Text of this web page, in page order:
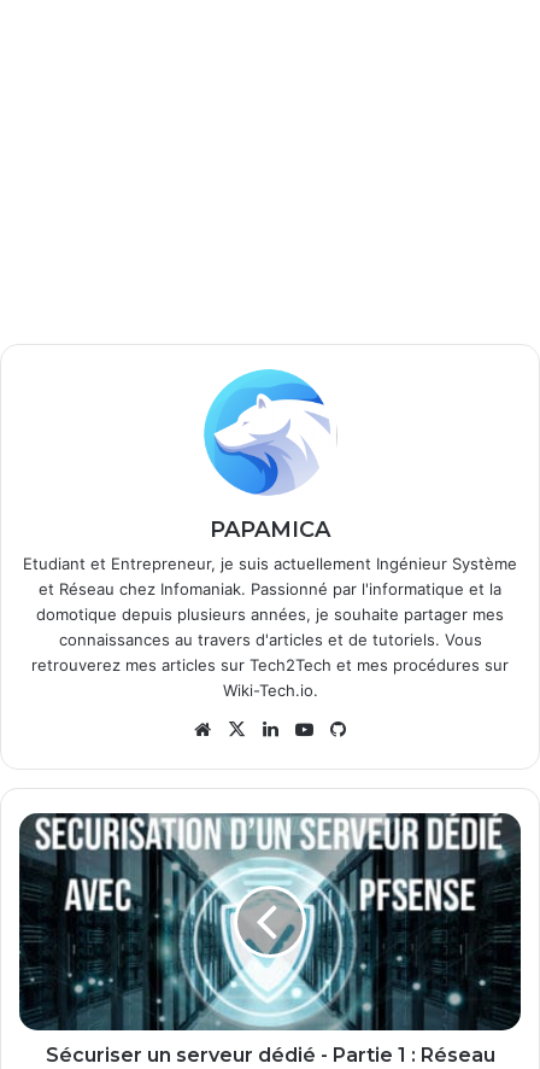
PAPAMICA
Etudiant et Entrepreneur, je suis actuellement Ingénieur Système
et Réseau chez Infomaniak. Passionné par l'informatique et la
domotique depuis plusieurs années, je souhaite partager mes
connaissances au travers d'articles et de tutoriels. Vous
retrouverez mes articles sur Tech2Tech et mes procédures sur
Wiki-Tech.io.
Website
X LinkedinYouTube
Sécuriser
un
serveur
dédié
-
Partie
1
:
Réseau
frontalSécuriser un serveur dédié - Partie 1 : Réseau